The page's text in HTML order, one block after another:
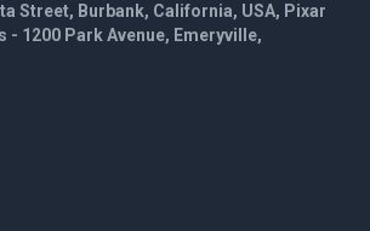
Street, Burbank, California, USA, Pixar
- 1200 Park Avenue, Emeryville,